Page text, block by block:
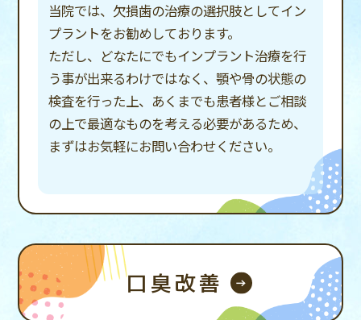
当院では、欠損歯の治療の選択肢としてイン
プラントをお勧めしております。
ただし、どなたにでもインプラント治療を行
う事が出来るわけではなく、顎や骨の状態の
検査を行った上、 あくまでも患者様とご相談
の上で最適なものを考える必要があるため、
まずはお気軽にお問い合わせください。
口臭改善